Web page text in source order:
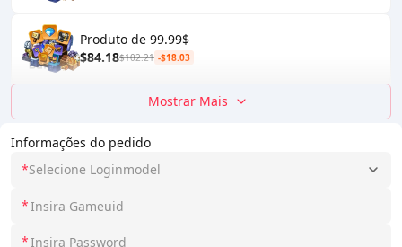
Informações do pedido
*Selecione Loginmodel
*
*
Produto de 99.99$
$84.18$102.21 -$18.03
Mostrar Mais